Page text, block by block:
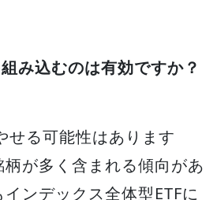
み込むのは有効ですか？
る可能性はあります
が多く含まれる傾向があ
ンデックス全体型ETFに